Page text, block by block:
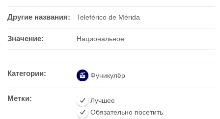
Другие названия: Teleférico de Mérida
Значение: Национальное
Категории: Фуникулёр
Метки:
Лучшее
Обязательно посетить